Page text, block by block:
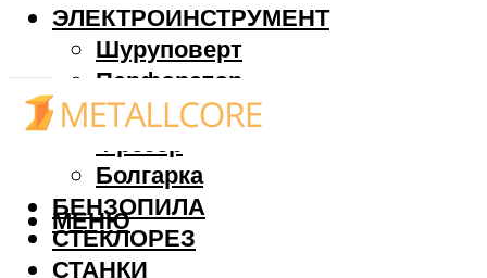
ЭЛЕКТРОИНСТРУМЕНТ
Шуруповерт
Перфоратор
Дрель
Фрезер
Болгарка
БЕНЗОПИЛА
СТЕКЛОРЕЗ
СТАНКИ
МЕНЮ